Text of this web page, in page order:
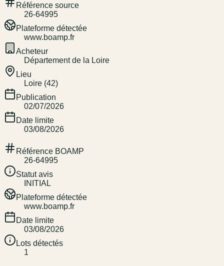
Référence source
26-64995
Plateforme détectée
www.boamp.fr
Acheteur
Département de la Loire
Lieu
Loire (42)
Publication
02/07/2026
Date limite
03/08/2026
Référence BOAMP
26-64995
Statut avis
INITIAL
Plateforme détectée
www.boamp.fr
Date limite
03/08/2026
Lots détectés
1